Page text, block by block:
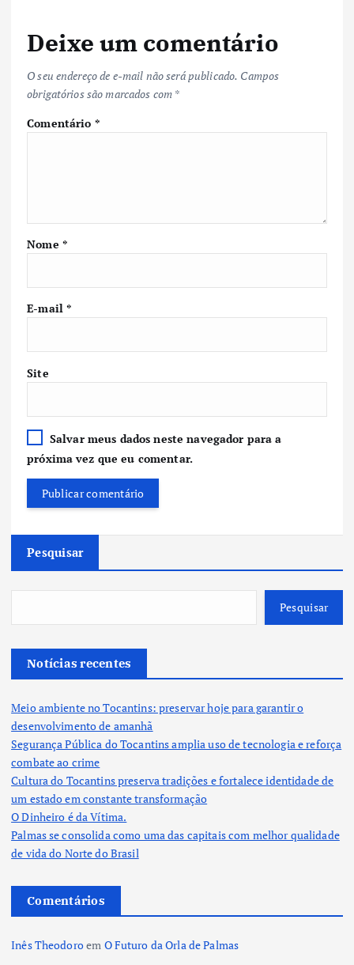
Deixe um comentário
O seu endereço de e-mail não será publicado. Campos
obrigatórios são marcados com *
Comentário *
Nome *
E-mail*
Site
Salvar meus dados neste navegador para a
próxima vez que eu comentar.
Pesquisar
Pesquisar
Notícias recentes
Meio ambiente no Tocantins: preservar hoje para garantir o
desenvolvimento de amanhã
Segurança Pública do Tocantins amplia uso de tecnologia e reforça
combate ao crime
Cultura do Tocantins preserva tradições e fortalece identidade de
um estado em constante transformação
O Dinheiro é da Vítima.
Palmas se consolida como uma das capitais com melhor qualidade
de vida do Norte do Brasil
Comentários
Inês Theodoroem O Futuro da Orla de Palmas